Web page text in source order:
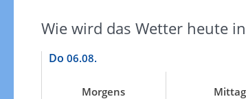
Wie wird das Wetter heute
Do 06.08.
Morgens
Zu den Unwetterwarnungen